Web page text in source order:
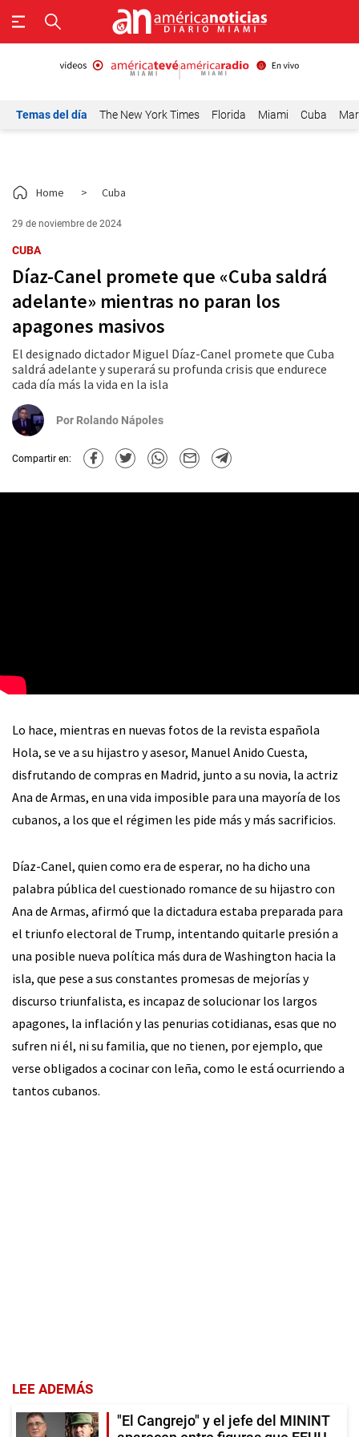
Temas del día The New York Times Florida Miami Cuba
Home > Cuba
29 de noviembre de 2024
CUBA
Díaz-Canel promete que «Cuba saldrá
adelante» mientras no paran los
apagones masivos
El designado dictador Miguel Díaz-Canel promete que Cuba
saldrá adelante y superará su profunda crisis que endurece
cada día más la vida en la isla
Por Rolando Nápoles
Compartir en:
Lo hace, mientras en nuevas fotos de la revista española
Hola, se ve a su hijastro y asesor, Manuel Anido Cuesta,
disfrutando de compras en Madrid, junto a su novia, la actriz
Ana de Armas, en una vida imposible para una mayoría de los
cubanos, a los que el régimen les pide más y más sacrificios.
Díaz-Canel, quien como era de esperar, no ha dicho una
palabra pública del cuestionado romance de su hijastro con
Ana de Armas, afirmó que la dictadura estaba preparada para
el triunfo electoral de Trump, intentando quitarle presión a
una posible nueva política más dura de Washington hacia la
isla, que pese a sus constantes promesas de mejorías y
discurso triunfalista, es incapaz de solucionar los largos
apagones, la inflación y las penurias cotidianas, esas que no
sufren ni él, ni su familia, que no tienen, por ejemplo, que
verse obligados a cocinar con leña, como le está ocurriendo a
tantos cubanos.
LEE ADEMÁS
"El Cangrejo" y el jefe del MININT